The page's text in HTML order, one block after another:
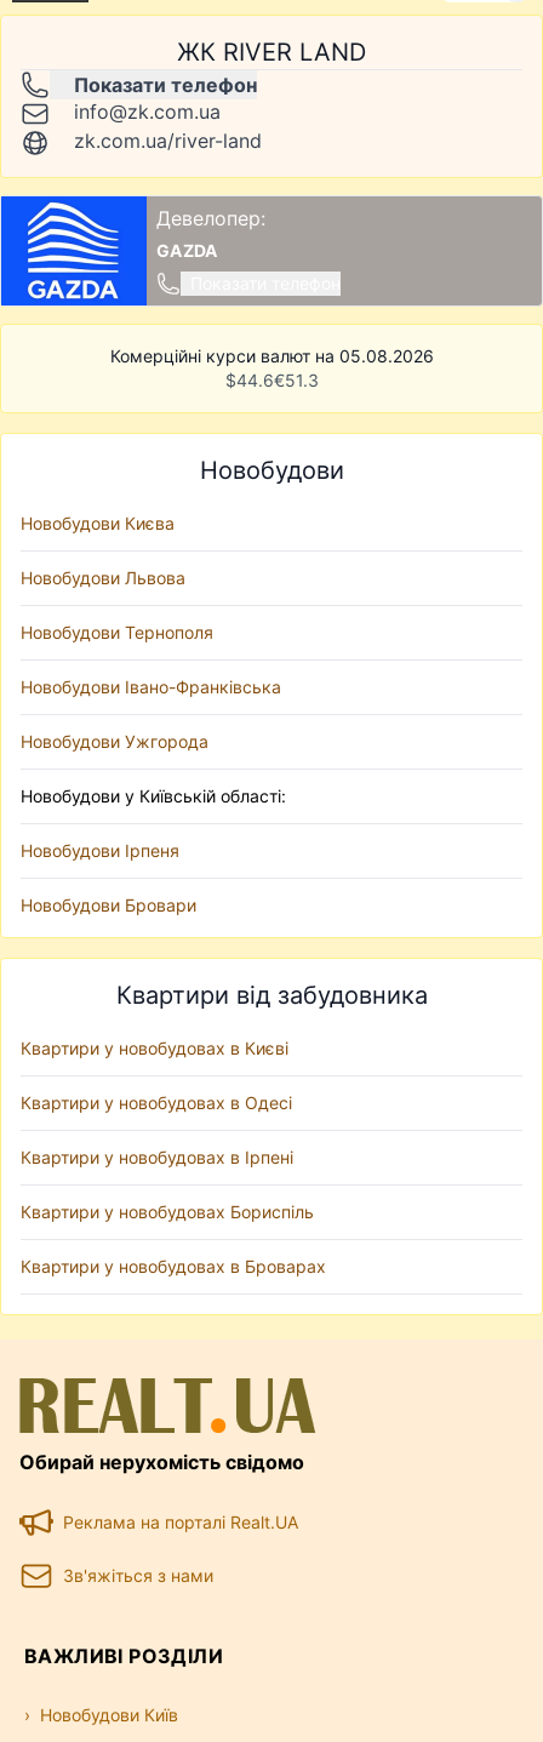
ЖК RIVER LAND
Показати телефон
info@zk.com.ua
zk.com.ua/river-land
Девелопер:
GAZDA
Комерційні курси валют на 05.08.2026
$44.6€51.3
Новобудови
Новобудови Києва
Новобудови Львова
Новобудови Тернополя
Новобудови Івано-Франківська
Новобудови Ужгорода
Новобудови у Київській області:
Новобудови Ірпеня
Новобудови Бровари
Квартири від забудовника
Квартири у новобудовах в Києві
Квартири у новобудовах в Одесі
Квартири у новобудовах в Ірпені
Квартири у новобудовах Бориспіль
Квартири у новобудовах в Броварах
Обирай нерухомість свідомо
Реклама на порталі Realt.UA
Зв'яжіться з нами
ВАЖЛИВІ РОЗДІЛИ
Новобудови Київ